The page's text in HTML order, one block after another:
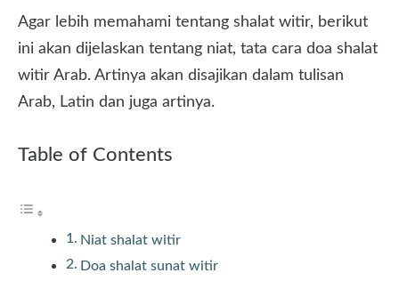
Agar lebih memahami tentang shalat witir, berikut
ini akan dijelaskan tentang niat, tata cara doa shalat
witir Arab. Artinya akan disajikan dalam tulisan
Arab, Latin dan juga artinya.
Table of Contents
Niat shalat witir
Doa shalat sunat witir